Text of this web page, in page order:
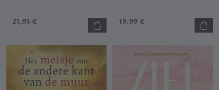
21,95 € 19.99 €